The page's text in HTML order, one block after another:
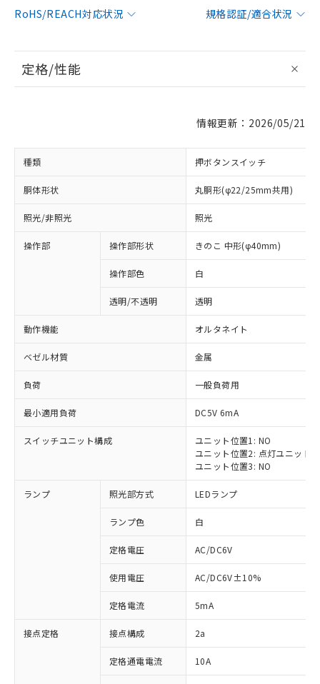
RoHS/REACH対応状況
規格認証/適合状況
定格/性能
情報更新：2026/05/21
種類 押ボタンスイッチ
胴体形状 丸胴形(φ22/25mm共用)
照光/非照光 照光
操作部 操作部形状 きのこ 中形(φ40mm)
操作部色 白
透明/不透明 透明
動作機能 オルタネイト
ベゼル材質 金属
負荷 一般負荷用
最小適用負荷 DC5V 6mA
スイッチユニット構成
ユニット位置1: NO
ユニット位置2: 点灯ユニット
ユニット位置3: NO
ランプ 照光部方式 LEDランプ
ランプ色 白
定格電圧 AC/DC6V
使用電圧 AC/DC6V±10%
定格電流 5mA
接点定格 接点構成 2a
定格通電電流 10A
ご利用条件
以下の条件をお読みいただき、同意のうえ
ご利用ください。
商品の当社在庫状況および標準価格
(税抜)を提供させていただくもので
対応済み：EU RoHS指令（10物質）の
非含有に対応した製品が提供可能な商品で
対応予定：EU RoHS指令（10物質）の非含
有に対応した製品に切り替える予定のある
対応予定なし：EU RoHS指令（10物質）の
非含有に非対応の商品で、対応品を出す予
定はありません。
調査・確認中：EU RoHS指令（10物質）の
非含有の対応状況を調査中または確認中の
非該当品：ライセンス料など無形物で、有
害物質有無と関係のない商品です。
※1 中国RoHS○×表
「○」：最大均質材料含有率が中国RoHSの
基準値以下であることを示します。